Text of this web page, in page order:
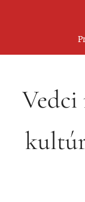
Vedci